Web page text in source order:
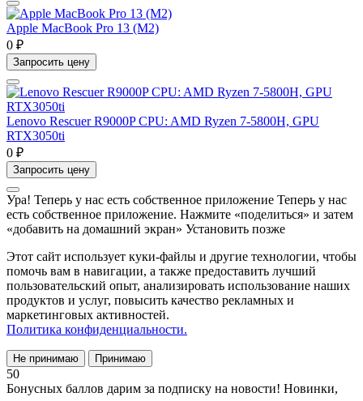
Apple MacBook Pro 13 (M2)
0 ₽
Запросить цену
Lenovo Rescuer R9000P CPU: AMD Ryzen 7-5800H, GPU
RTX3050ti
0 ₽
Запросить цену
Ура! Теперь у нас есть собственное приложение Теперь у нас
есть собственное приложение. Нажмите «поделиться» и затем
«добавить на домашний экран» Установить позже
Этот сайт использует куки-файлы и другие технологии, чтобы
помочь вам в навигации, а также предоставить лучший
пользовательский опыт, анализировать использование наших
продуктов и услуг, повысить качество рекламных и
маркетинговых активностей.
Политика конфиденциальности.
Не принимаю Принимаю
50
Бонусных баллов дарим за подписку на новости! Новинки,